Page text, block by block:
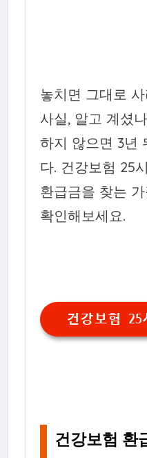
놓치면 그대로
사실, 알고 계셨
하지 않으면 3년
다. 건강보험 25
환급금을 찾는
확인해보세요.
건강보험 25
건강보험 환